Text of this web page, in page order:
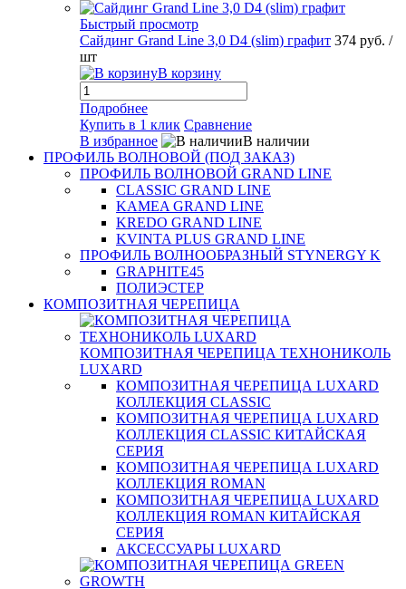
Быстрый просмотр
Сайдинг Grand Line 3,0 D4 (slim) графит 374 руб. /
шт
В корзину
Подробнее
Купить в 1 клик Сравнение
В избранное
В наличии
ПРОФИЛЬ ВОЛНОВОЙ (ПОД ЗАКАЗ)
ПРОФИЛЬ ВОЛНОВОЙ GRAND LINE
CLASSIC GRAND LINE
KAMEA GRAND LINE
KREDO GRAND LINE
KVINTA PLUS GRAND LINE
ПРОФИЛЬ ВОЛНООБРАЗНЫЙ STYNERGY K
GRAPHITE45
ПОЛИЭСТЕР
КОМПОЗИТНАЯ ЧЕРЕПИЦА
КОМПОЗИТНАЯ ЧЕРЕПИЦА ТЕХНОНИКОЛЬ
LUXARD
КОМПОЗИТНАЯ ЧЕРЕПИЦА LUXARD
КОЛЛЕКЦИЯ CLASSIC
КОМПОЗИТНАЯ ЧЕРЕПИЦА LUXARD
КОЛЛЕКЦИЯ CLASSIC КИТАЙСКАЯ
СЕРИЯ
КОМПОЗИТНАЯ ЧЕРЕПИЦА LUXARD
КОЛЛЕКЦИЯ ROMAN
КОМПОЗИТНАЯ ЧЕРЕПИЦА LUXARD
КОЛЛЕКЦИЯ ROMAN КИТАЙСКАЯ
СЕРИЯ
АКСЕССУАРЫ LUXARD